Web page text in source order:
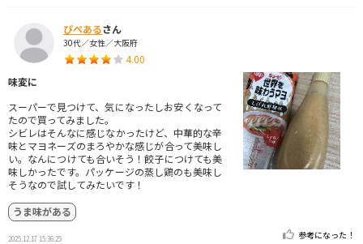
ぴぺあるさん
30代／女性／大阪府
4.00
味変に
スーパーで見つけて、気になったしお安くなって
たので買ってみました。
シビレはそんなに感じなかったけど、中華的な辛
味とマヨネーズのまろやかな感じが合って美味し
い。なんにつけても合いそう！餃子につけても美
味しかったです。パッケージの蒸し鶏のも美味し
そうなので試してみたいです！
うま味がある
2025.12.17 15:36:25 参考になった！